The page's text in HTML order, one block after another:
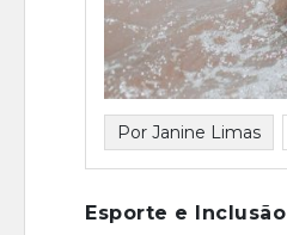
Por Janine Limas
Esporte e Inclusão